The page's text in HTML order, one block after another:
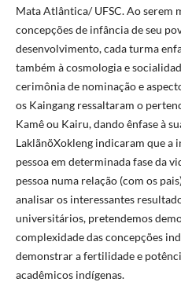
Mata Atlântica/ UFSC. Ao serem
concepções de infância de seu
desenvolvimento, cada turma
também à cosmologia e
cerimônia de nominação e
os Kaingang ressaltaram o
Kamê ou Kairu, dando ênfase à
LaklãnõXokleng indicaram que a
pessoa em determinada fase da
pessoa numa relação (com os
analisar os interessantes
universitários, pretendemos
complexidade das concepções
demonstrar a fertilidade e
acadêmicos indígenas.